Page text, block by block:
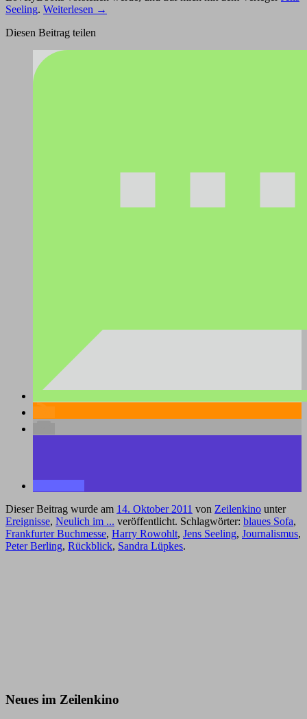
Seeling. Weiterlesen →
Diesen Beitrag teilen
Dieser Beitrag wurde am 14. Oktober 2011 von Zeilenkino unter
Ereignisse, Neulich im ... veröffentlicht. Schlagwörter: blaues Sofa,
Frankfurter Buchmesse, Harry Rowohlt, Jens Seeling, Journalismus,
Peter Berling, Rückblick, Sandra Lüpkes.
Neues im Zeilenkino